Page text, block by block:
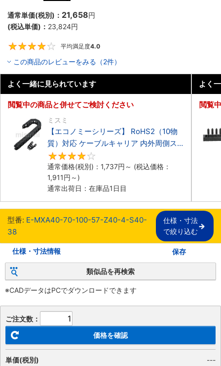
通常単価(税別)： 21,658円
(税込単価)： 23,824円
平均満足度4.0
この商品のレビューをみる（2件）
よく一緒に見られています
閲覧中の商品と併せてご検討ください
ミスミ
【エコノミーシリーズ】 RoHS2（10物
質）対応 ケーブルキャリア 内外周側ス
ナップ開閉タイプ
通常価格(税別)： 1,737円 ～ (税込価格：
1,911円 ～)
通常出荷日：在庫品1日目
よく
閲覧
型番: E-MXA40-70-100-57-Z40-4-S40-
38
仕様・寸法
で絞り込む
仕様・寸法情報 保存
類似品を再検索
※CADデータはPCでダウンロードできます
ご注文数：
価格を確認
単価(税別) ---